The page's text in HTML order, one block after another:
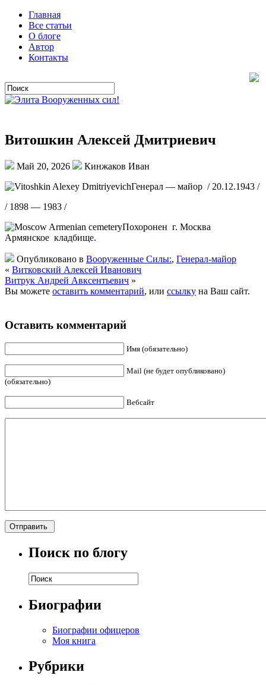
Главная
Все статьи
О блоге
Автор
Контакты
Витошкин Алексей Дмитриевич
Май 20, 2026
Кинжаков Иван
Генерал — майор / 20.12.1943 /
/ 1898 — 1983 /
Похоронен г. Москва
Армянское кладбище.
Опубликовано в Вооруженные Силы:, Генерал-майор
« Витковский Алексей Иванович
Витрук Андрей Авксентьевич »
Вы можете оставить комментарий, или ссылку на Ваш сайт.
Оставить комментарий
Имя (обязательно)
Mail (не будет опубликовано)
(обязательно)
Вебсайт
Поиск по блогу
Биографии
Биографии офицеров
Моя книга
Рубрики